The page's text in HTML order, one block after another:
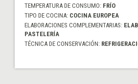
TEMPERATURA DE CONSUMO: FRÍO
TIPO DE COCINA: COCINA EUROPEA
ELABORACIONES COMPLEMENTARIAS:
PASTELERÍA
TÉCNICA DE CONSERVACIÓN: